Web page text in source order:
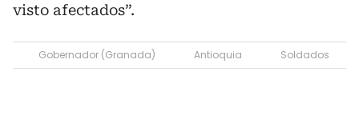
visto afectados”.
Gobernador (Granada) Antioquia Soldados